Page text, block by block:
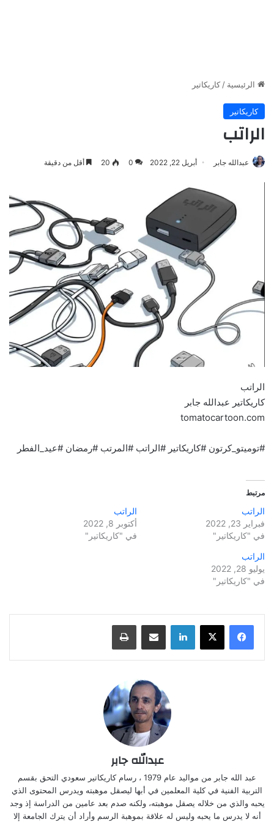
الرئيسية / كاريكاتير
كاريكاتير
الراتب
عبدالله جابر أبريل 22, 2022 0
20 أقل من دقيقة
الراتب
كاريكاتير عبدالله جابر
tomatocartoon.com
#توميتو_كرتون #كاريكاتير #الراتب #المرتب #رمضان #عيد_الفطر
مرتبط
الراتب
فبراير 23, 2022
في "كاريكاتير"
الراتب
أكتوبر 8, 2022
في "كاريكاتير"
الراتب
يوليو 28, 2022
في "كاريكاتير"
لينكدإن مشاركة عبر البريد طباعة
عبدالله جابر
عبد الله جابر من مواليد عام 1979 ، رسام كاريكاتير سعودي التحق بقسم
التربية الفنية في كلية المعلمين في أبها ليصقل موهبته ويدرس المحتوى الذي
يحبه والذي من خلاله يصقل موهبته، ولكنه صدم بعد عامين من الدراسة إذ وجد
أنه لا يدرس ما يحبه وليس له علاقة بموهبة الرسم وأراد أن يترك الجامعة إلا